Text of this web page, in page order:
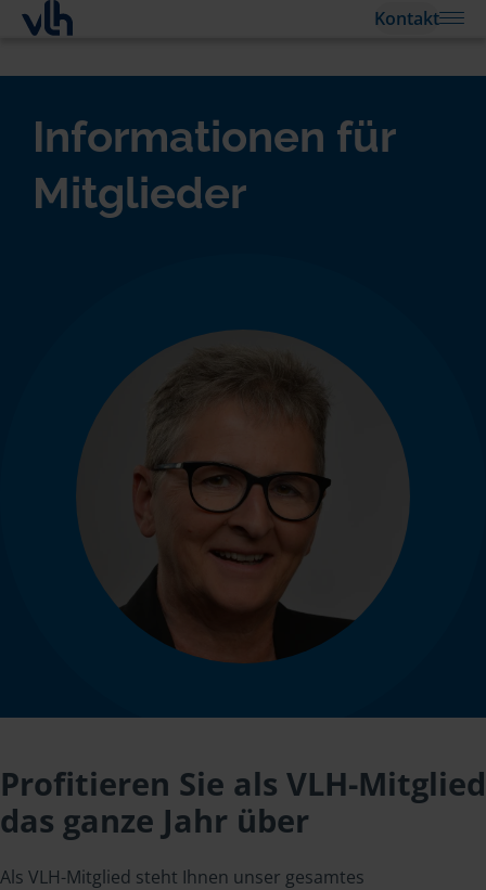
Kontakt
Informationen für
Mitglieder
Profitieren Sie als VLH-Mitglied
das ganze Jahr über
Als VLH-Mitglied steht Ihnen unser gesamtes